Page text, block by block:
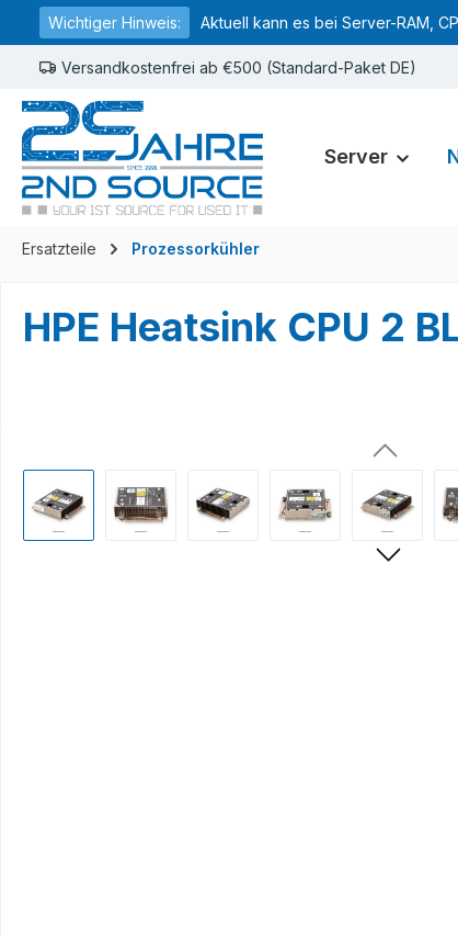
Zur Hauptnavigation springen
Wichtiger Hinweis: Aktuell kann es bei Server-RAM,
Versandkostenfrei ab €500 (Standard-Paket DE)
Server
Ersatzteile Prozessorkühler
HPE Heatsink CPU 2